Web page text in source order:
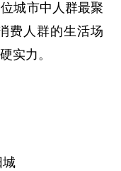
城市中人群最聚
费人群的生活场
硬实力。